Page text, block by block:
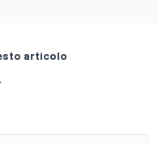
articolo